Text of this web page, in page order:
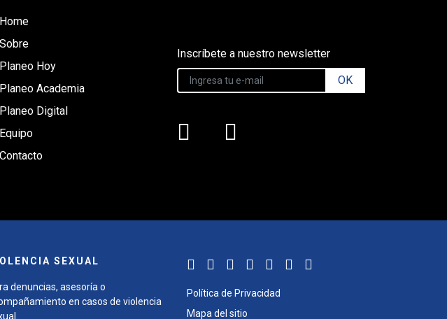
Home
Sobre
Planeo Hoy
Planeo Academia
Planeo Digital
Equipo
Contacto
Inscríbete a nuestro newsletter
OK
SEXUAL
denuncias, asesoría o
en casos de violencia
Política de Privacidad
Mapa del sitio